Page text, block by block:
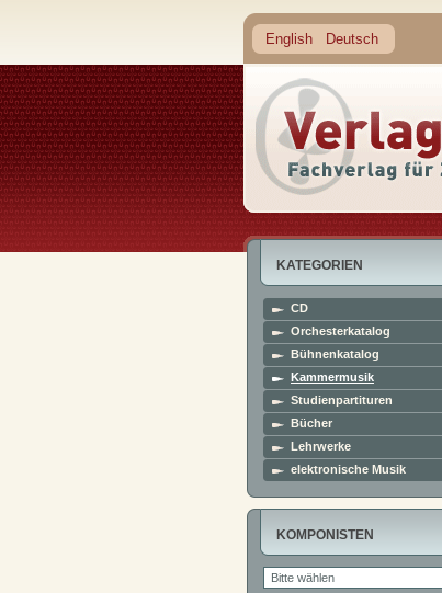
English Deutsch
KATEGORIEN
CD
Orchesterkatalog
Bühnenkatalog
Kammermusik
Studienpartituren
Bücher
Lehrwerke
elektronische Musik
KOMPONISTEN